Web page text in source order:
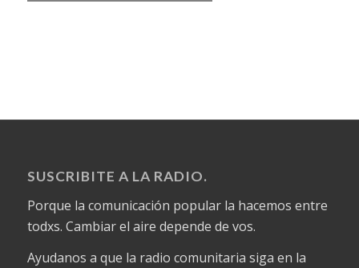
SUSCRIBITE A LA RADIO.
Porque la comunicación popular la hacemos entre
todxs. Cambiar el aire depende de vos.
Ayudanos a que la radio comunitaria siga en la